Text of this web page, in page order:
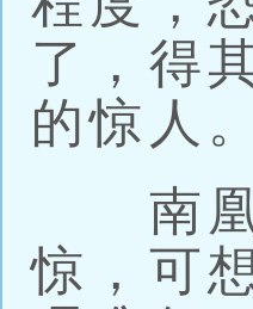
了，得
的惊人
南凰
惊，可